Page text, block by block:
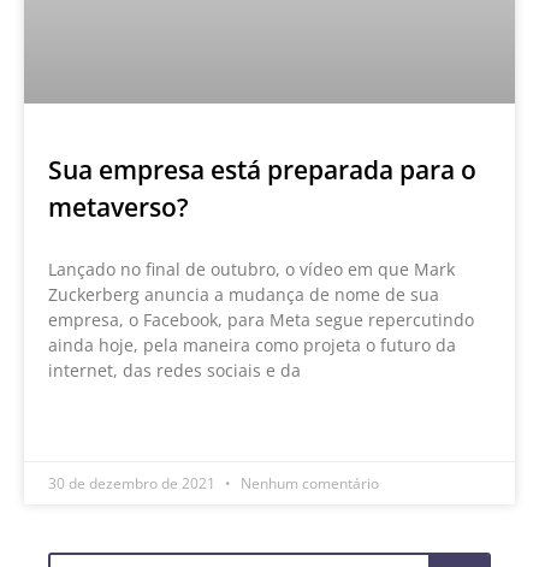
Sua empresa está preparada para o
metaverso?
Lançado no final de outubro, o vídeo em que Mark
Zuckerberg anuncia a mudança de nome de sua
empresa, o Facebook, para Meta segue repercutindo
ainda hoje, pela maneira como projeta o futuro da
internet, das redes sociais e da
30 de dezembro de 2021 Nenhum comentário